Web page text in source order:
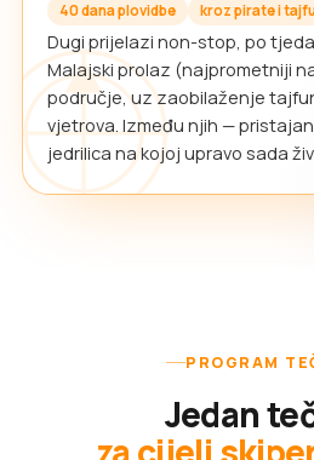
40 dana plovidbe kroz pirate i
Dugi prijelazi non-stop, po
Malajski prolaz (najprometniji
područje, uz zaobilaženje
vjetrova. Između njih —
jedrilica na kojoj upravo sada
PROGRAM
Jedan